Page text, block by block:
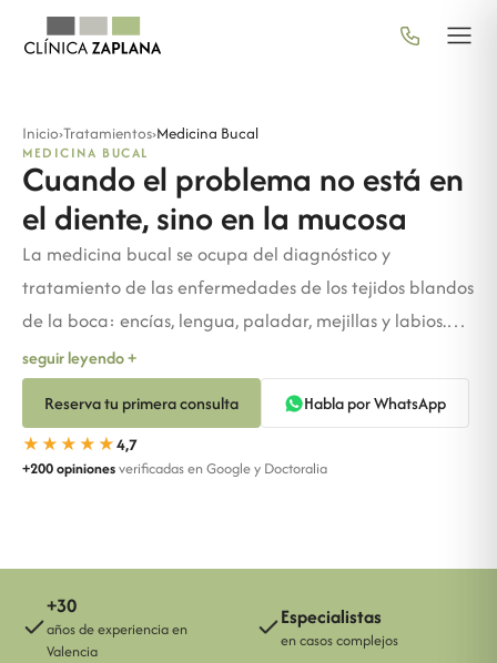
Inicio›Tratamientos›Medicina Bucal
MEDICINA BUCAL
Cuando el problema no está en
el diente, sino en la mucosa
La medicina bucal se ocupa del diagnóstico y
tratamiento de las enfermedades de los tejidos blandos
de la boca: encías, lengua, paladar, mejillas y labios.
Aftas que no se curan, sequedad, ardor, manchas o
lesiones que llevan tiempo: todo eso tiene una
explicación y un tratamiento.
seguir leyendo +
Reserva tu primera consulta
Habla por WhatsApp
★★★★★4,7
+200 opinionesverificadas en Google y Doctoralia
+30
años de experiencia en
Valencia
Especialistas
en casos complejos